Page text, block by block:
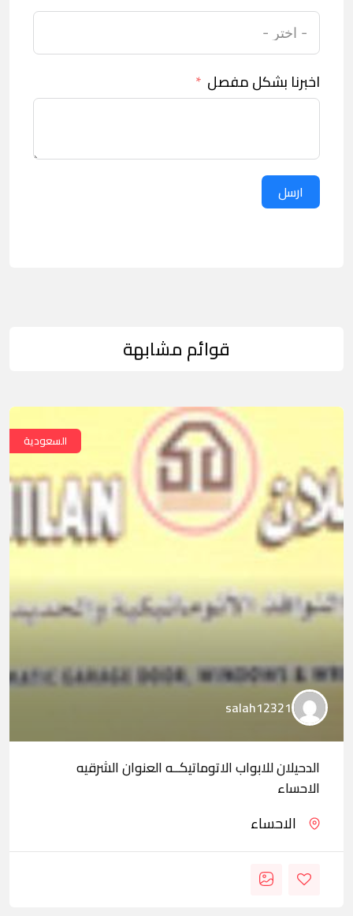
اخبرنا بشكل مفصل
ارسل
قوائم مشابهة
السعودية
salah12321
الدحيلان للابواب الاتوماتيكــه العنوان الشرقيه
الاحساء
الاحساء